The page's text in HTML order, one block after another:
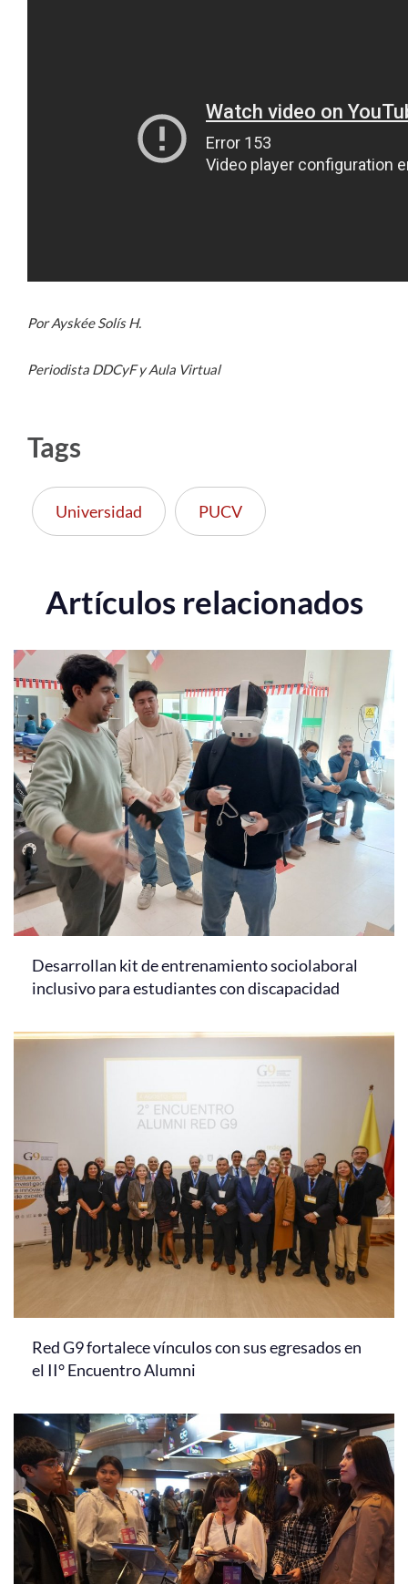
Por Ayskée Solís H.
Periodista DDCyF y Aula Virtual
Tags
Universidad PUCV
Artículos relacionados
Desarrollan kit de entrenamiento sociolaboral
inclusivo para estudiantes con discapacidad
Red G9 fortalece vínculos con sus egresados en
el II° Encuentro Alumni